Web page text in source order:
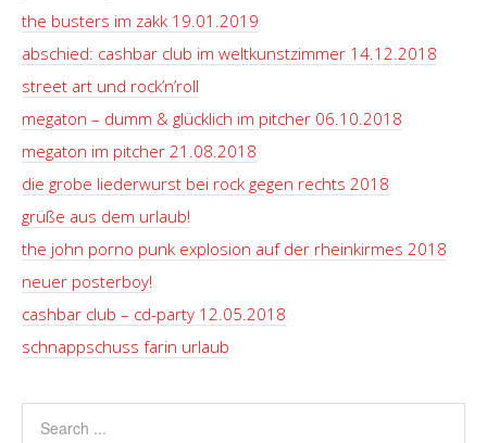
the busters im zakk 19.01.2019
abschied: cashbar club im weltkunstzimmer 14.12.2018
street art und rock’n’roll
megaton – dumm & glücklich im pitcher 06.10.2018
megaton im pitcher 21.08.2018
die grobe liederwurst bei rock gegen rechts 2018
grüße aus dem urlaub!
the john porno punk explosion auf der rheinkirmes 2018
neuer posterboy!
cashbar club – cd-party 12.05.2018
schnappschuss farin urlaub